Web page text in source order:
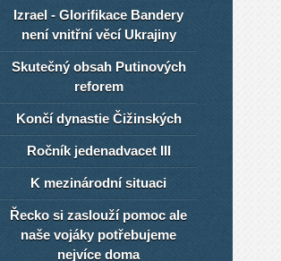
Izrael - Glorifikace Bandery
není vnitřní věcí Ukrajiny
Skutečný obsah Putinových
reforem
Končí dynastie Čižinských
Ročník jedenadvacet III
K mezinárodní situaci
Řecko si zaslouží pomoc ale
naše vojáky potřebujeme
nejvíce doma